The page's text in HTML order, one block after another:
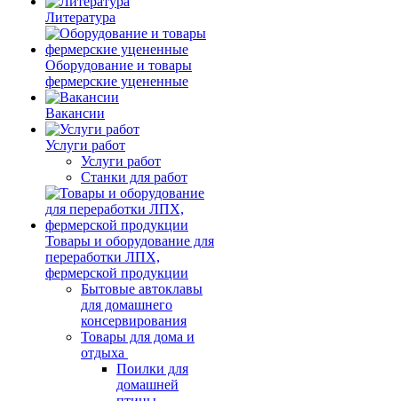
Литература
Оборудование и товары
фермерские уцененные
Вакансии
Услуги работ
Услуги работ
Станки для работ
Товары и оборудование для
переработки ЛПХ,
фермерской продукции
Бытовые автоклавы
для домашнего
консервирования
Товары для дома и
отдыха
Поилки для
домашней